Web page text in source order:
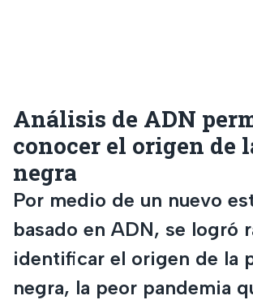
Análisis de ADN
conocer el origen de
negra
Por medio de un nuevo
basado en ADN, se logró
identificar el origen de la
negra, la peor pandemia